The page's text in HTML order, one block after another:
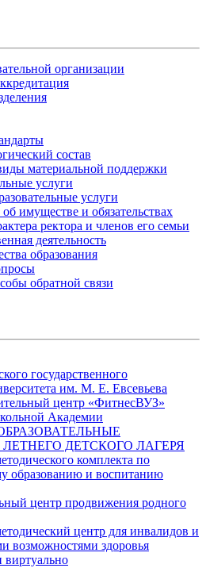
организации
состав
материальной поддержки
услуги
услуги
имуществе и обязательствах
ректора и членов его семьи
деятельность
образования
обратной связи
государственного
им. М. Е. Евсевьева
центр «ФитнесВУЗ»
Академии
ДЕТСКОГО ЛАГЕРЯ
комплекта по
образованию и воспитанию
центр продвижения родного
центр для инвалидов и
возможностями здоровья
виртуально